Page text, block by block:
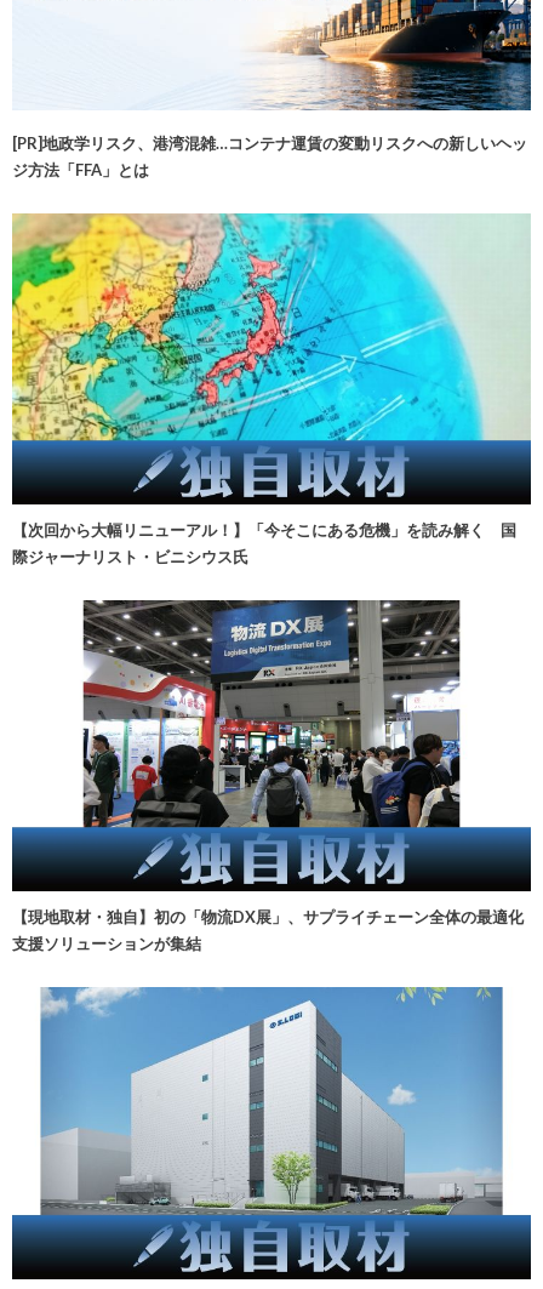
[PR]地政学リスク、港湾混雑…コンテナ運賃の変動リスクへの新しいヘッ
ジ方法「FFA」とは
【次回から大幅リニューアル！】「今そこにある危機」を読み解く 国
際ジャーナリスト・ビニシウス氏
【現地取材・独自】初の「物流DX展」、サプライチェーン全体の最適化
支援ソリューションが集結